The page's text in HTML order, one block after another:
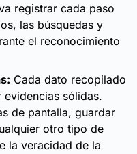
registrar cada paso
las búsquedas y
el reconocimiento
Cada dato recopilado
sólidas.
de pantalla, guardar
otro tipo de
la veracidad de la